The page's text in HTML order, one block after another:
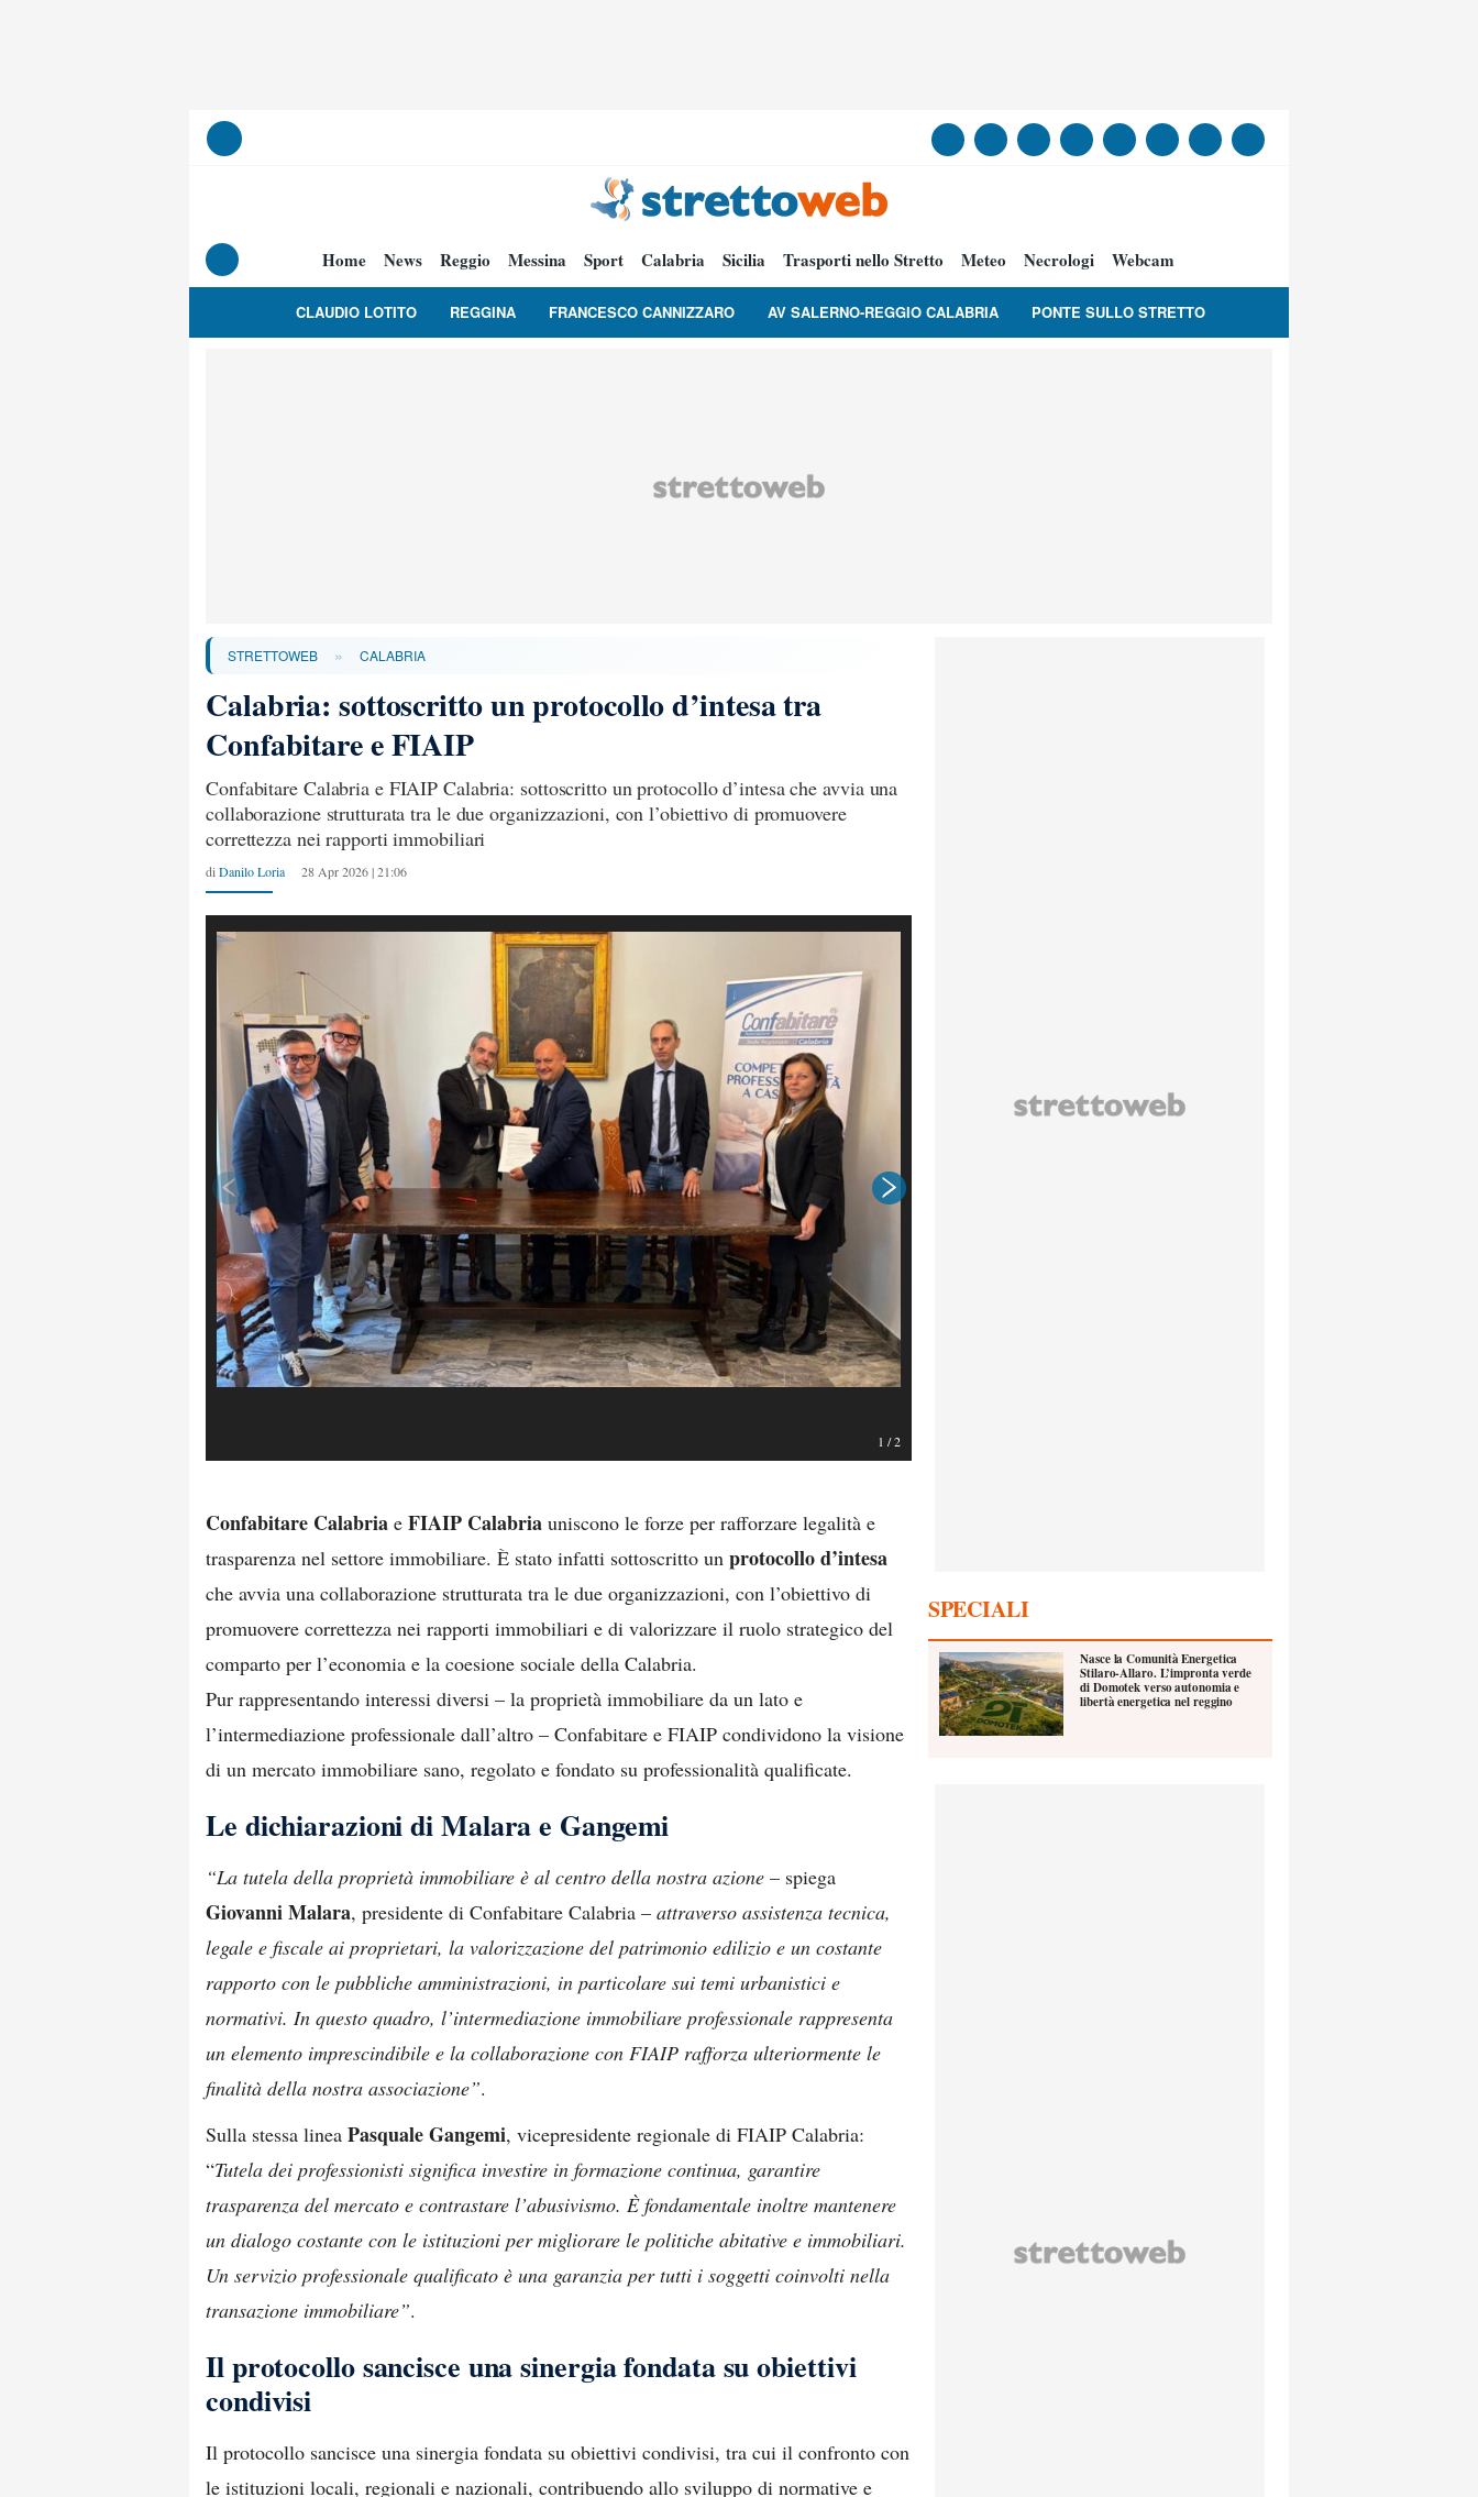
Home News Reggio Messina Sport Calabria Sicilia Trasporti nello Stretto Meteo Necrologi Webcam
CLAUDIO LOTITO REGGINA FRANCESCO CANNIZZARO AV SALERNO-REGGIO CALABRIA PONTE SULLO STRETTO
STRETTOWEB » CALABRIA
Calabria: sottoscritto un protocollo d’intesa tra
Confabitare e FIAIP
Confabitare Calabria e FIAIP Calabria: sottoscritto un protocollo d’intesa che avvia una
collaborazione strutturata tra le due organizzazioni, con l’obiettivo di promuovere
correttezza nei rapporti immobiliari
di Danilo Loria 28 Apr 2026 | 21:06
1 /2
Confabitare Calabria e FIAIP Calabria uniscono le forze per rafforzare legalità e
trasparenza nel settore immobiliare. È stato infatti sottoscritto un protocollo d’intesa
che avvia una collaborazione strutturata tra le due organizzazioni, con l’obiettivo di
promuovere correttezza nei rapporti immobiliari e di valorizzare il ruolo strategico del
comparto per l’economia e la coesione sociale della Calabria.
Pur rappresentando interessi diversi – la proprietà immobiliare da un lato e
l’intermediazione professionale dall’altro – Confabitare e FIAIP condividono la visione
di un mercato immobiliare sano, regolato e fondato su professionalità qualificate.
Le dichiarazioni di Malara e Gangemi
“La tutela della proprietà immobiliare è al centro della nostra azione – spiega
Giovanni Malara, presidente di Confabitare Calabria – attraverso assistenza tecnica,
legale e fiscale ai proprietari, la valorizzazione del patrimonio edilizio e un costante
rapporto con le pubbliche amministrazioni, in particolare sui temi urbanistici e
normativi. In questo quadro, l’intermediazione immobiliare professionale rappresenta
un elemento imprescindibile e la collaborazione con FIAIP rafforza ulteriormente le
finalità della nostra associazione”.
Sulla stessa linea Pasquale Gangemi, vicepresidente regionale di FIAIP Calabria:
“Tutela dei professionisti significa investire in formazione continua, garantire
trasparenza del mercato e contrastare l’abusivismo. È fondamentale inoltre mantenere
un dialogo costante con le istituzioni per migliorare le politiche abitative e immobiliari.
Un servizio professionale qualificato è una garanzia per tutti i soggetti coinvolti nella
transazione immobiliare”.
Il protocollo sancisce una sinergia fondata su obiettivi
condivisi
Il protocollo sancisce una sinergia fondata su obiettivi condivisi, tra cui il confronto con
le istituzioni locali, regionali e nazionali, contribuendo allo sviluppo di normative e
SPECIALI
Nasce la Comunità Energetica
Stilaro-Allaro. L’impronta verde
di Domotek verso autonomia e
libertà energetica nel reggino